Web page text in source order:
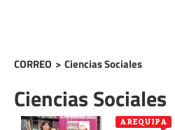
CORREO > Ciencias Sociales
Ciencias Sociales
AREQUIPA